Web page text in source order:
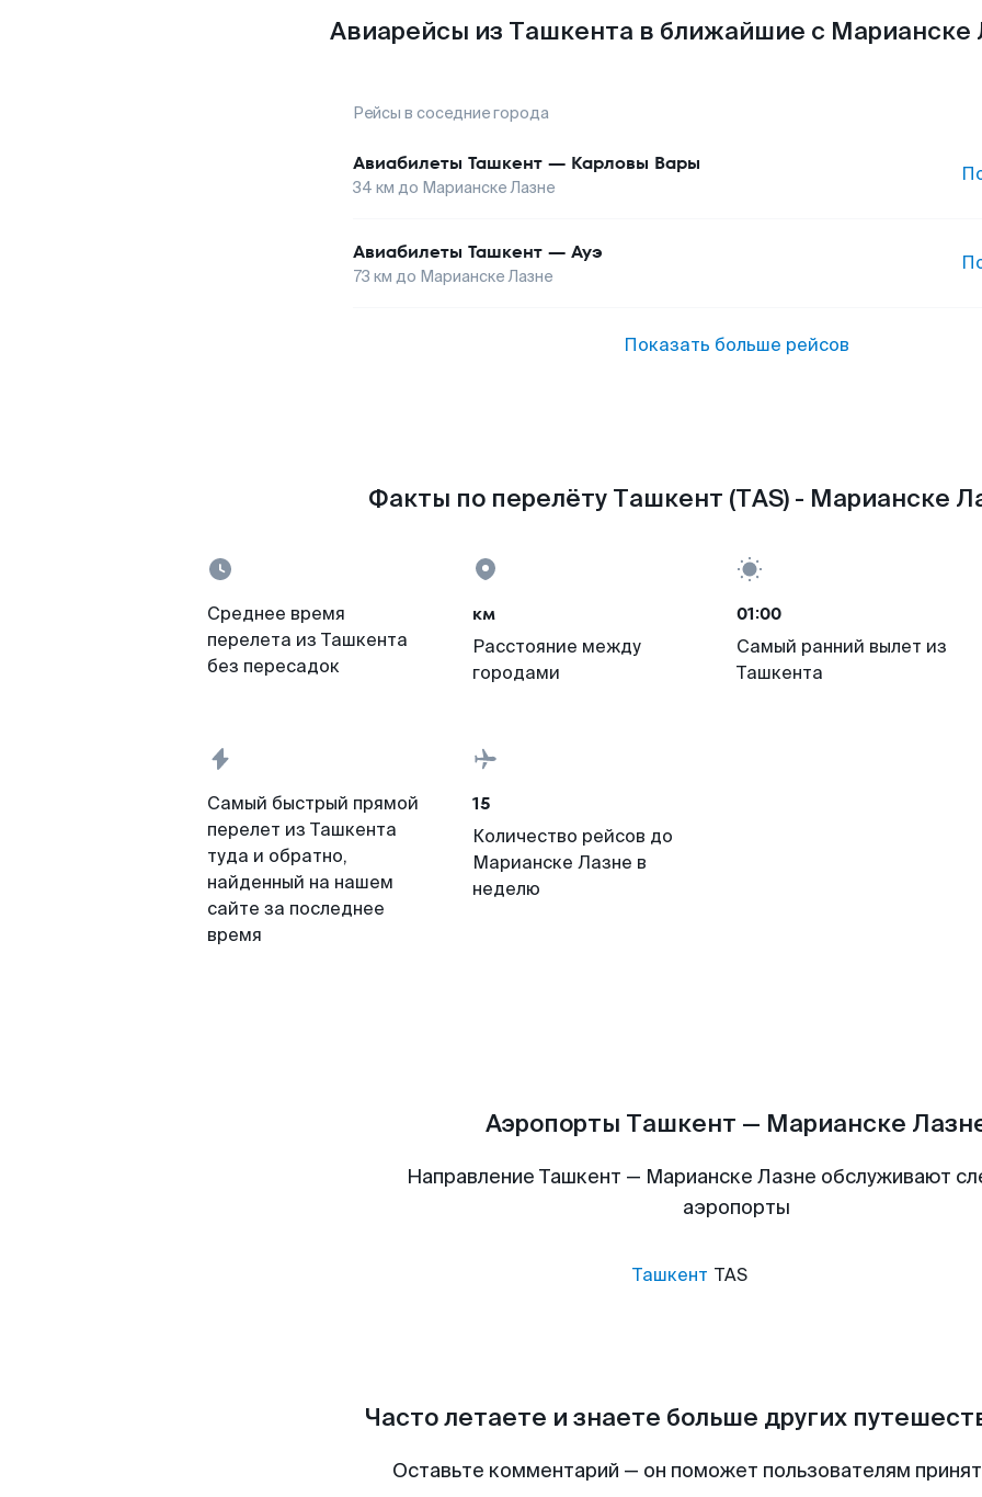
Авиарейсы из Ташкента в ближайшие с Марианске
Рейсы в соседние города
Авиабилеты Ташкент — Карловы Вары
34 км до Марианске Лазне
Авиабилеты Ташкент — Ауэ
73 км до Марианске Лазне
Показать больше рейсов
Факты по перелёту Ташкент (TAS) - Марианске
Среднее время
перелета из Ташкента
без пересадок
км
Расстояние между
городами
01:00
Самый ранний вылет из
Ташкента
Самый быстрый прямой
перелет из Ташкента
туда и обратно,
найденный на нашем
сайте за последнее
время
15
Количество рейсов до
Марианске Лазне в
неделю
Аэропорты Ташкент — Марианске
Направление Ташкент — Марианске Лазне обслуживают
аэропорты
Ташкент TAS
Часто летаете и знаете больше других
Оставьте комментарий — он поможет пользователям